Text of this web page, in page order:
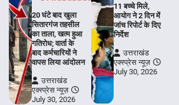
20 घंटे बाद खुला
सितारगंज तहसील
का ताला, खत्म हुआ
गतिरोध; वार्ता के
बाद कर्मचारियों ने
वापस लिया आंदोलन
उत्तराखंड
एक्स्प्रेस न्यूज़
July 30, 2026
11 बच्चे मिले,
आयोग ने 2 दिन में
जांच रिपोर्ट के दिए
निर्देश
उत्तराखंड
एक्स्प्रेस न्यूज़
July 30, 2026